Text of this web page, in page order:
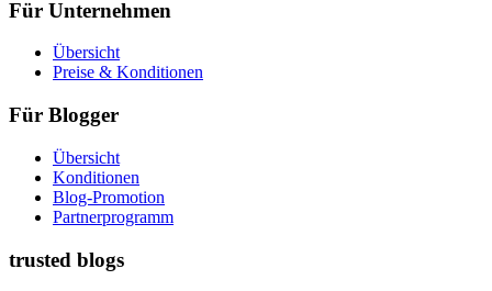
Für Unternehmen
Übersicht
Preise & Konditionen
Für Blogger
Übersicht
Konditionen
Blog-Promotion
Partnerprogramm
trusted blogs